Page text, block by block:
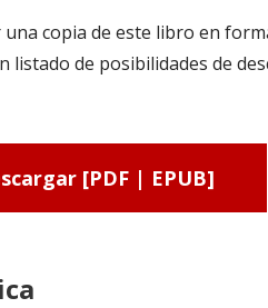
copia de este libro en
listado de posibilidades de
[PDF | EPUB]